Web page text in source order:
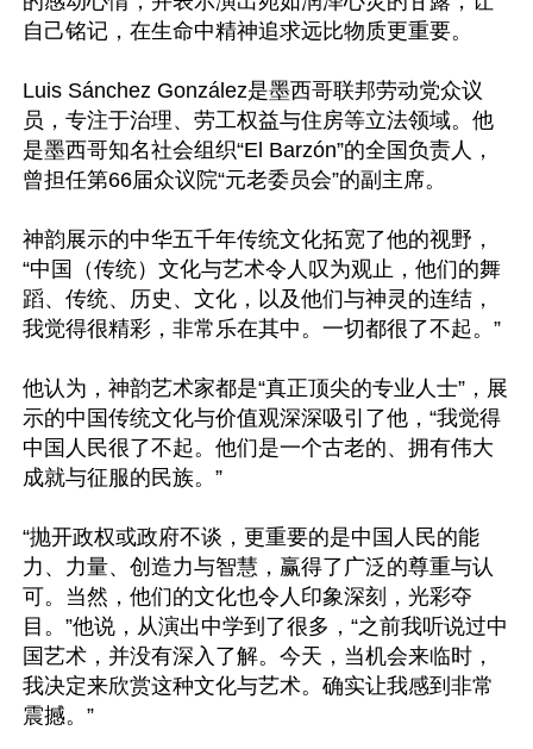
自己铭记，在生命中精神追求远比物质更重要。
Luis Sánchez González是墨西哥联邦劳动党众议
员，专注于治理、劳工权益与住房等立法领域。他
是墨西哥知名社会组织“El Barzón”的全国负责人，
曾担任第66届众议院“元老委员会”的副主席。
神韵展示的中华五千年传统文化拓宽了他的视野，
“中国（传统）文化与艺术令人叹为观止，他们的舞
蹈、传统、历史、文化，以及他们与神灵的连结，
我觉得很精彩，非常乐在其中。一切都很了不起。”
他认为，神韵艺术家都是“真正顶尖的专业人士”，展
示的中国传统文化与价值观深深吸引了他，“我觉得
中国人民很了不起。他们是一个古老的、拥有伟大
成就与征服的民族。”
“抛开政权或政府不谈，更重要的是中国人民的能
力、力量、创造力与智慧，赢得了广泛的尊重与认
可。当然，他们的文化也令人印象深刻，光彩夺
目。”他说，从演出中学到了很多，“之前我听说过中
国艺术，并没有深入了解。今天，当机会来临时，
我决定来欣赏这种文化与艺术。确实让我感到非常
震撼。”